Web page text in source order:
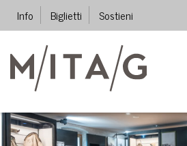
Info Biglietti Sostieni